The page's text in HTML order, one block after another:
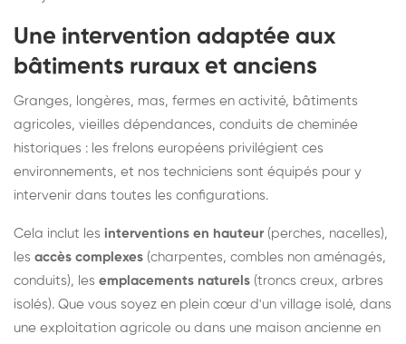
Une intervention adaptée aux
bâtiments ruraux et anciens
Granges, longères, mas, fermes en activité, bâtiments
agricoles, vieilles dépendances, conduits de cheminée
historiques : les frelons européens privilégient ces
environnements, et nos techniciens sont équipés pour y
intervenir dans toutes les configurations.
Cela inclut les interventions en hauteur (perches, nacelles),
les accès complexes (charpentes, combles non aménagés,
conduits), les emplacements naturels (troncs creux, arbres
isolés). Que vous soyez en plein cœur d'un village isolé, dans
une exploitation agricole ou dans une maison ancienne en